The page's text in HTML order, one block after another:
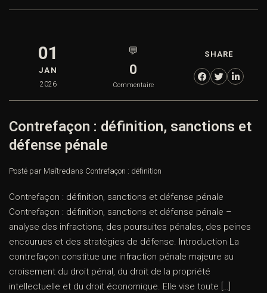
01
JAN
2026
💬
0
Commentaire
SHARE
Contrefaçon : définition, sanctions et
défense pénale
Posté par Maîtredans Contrefaçon : définition
Contrefaçon : définition, sanctions et défense pénale
Contrefaçon : définition, sanctions et défense pénale –
analyse des infractions, des poursuites pénales, des peines
encourues et des stratégies de défense. Introduction La
contrefaçon constitue une infraction pénale majeure au
croisement du droit pénal, du droit de la propriété
intellectuelle et du droit économique. Elle vise toute […]